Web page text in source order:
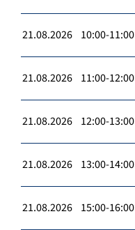
21.08.2026 10:00-11:00
21.08.2026 11:00-12:00
21.08.2026 12:00-13:00
21.08.2026 13:00-14:00
21.08.2026 15:00-16:00